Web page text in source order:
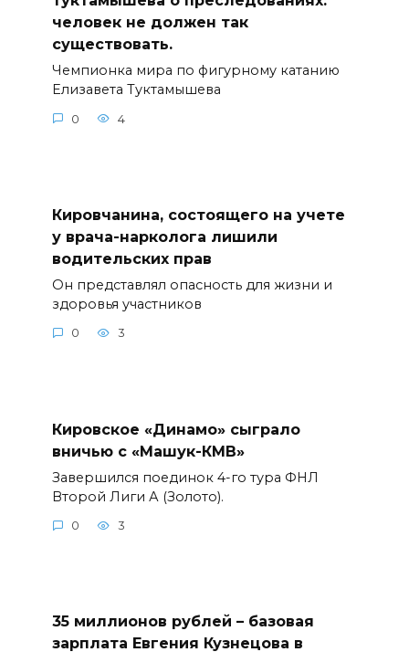
человек не должен так
существовать.
Чемпионка мира по фигурному катанию
Елизавета Туктамышева
0 4
Кировчанина, состоящего на учете
у врача-нарколога лишили
водительских прав
Он представлял опасность для жизни и
здоровья участников
0 3
Кировское «Динамо» сыграло
вничью с «Машук-КМВ»
Завершился поединок 4-го тура ФНЛ
Второй Лиги А (Золото).
0 3
35 миллионов рублей – базовая
зарплата Евгения Кузнецова в